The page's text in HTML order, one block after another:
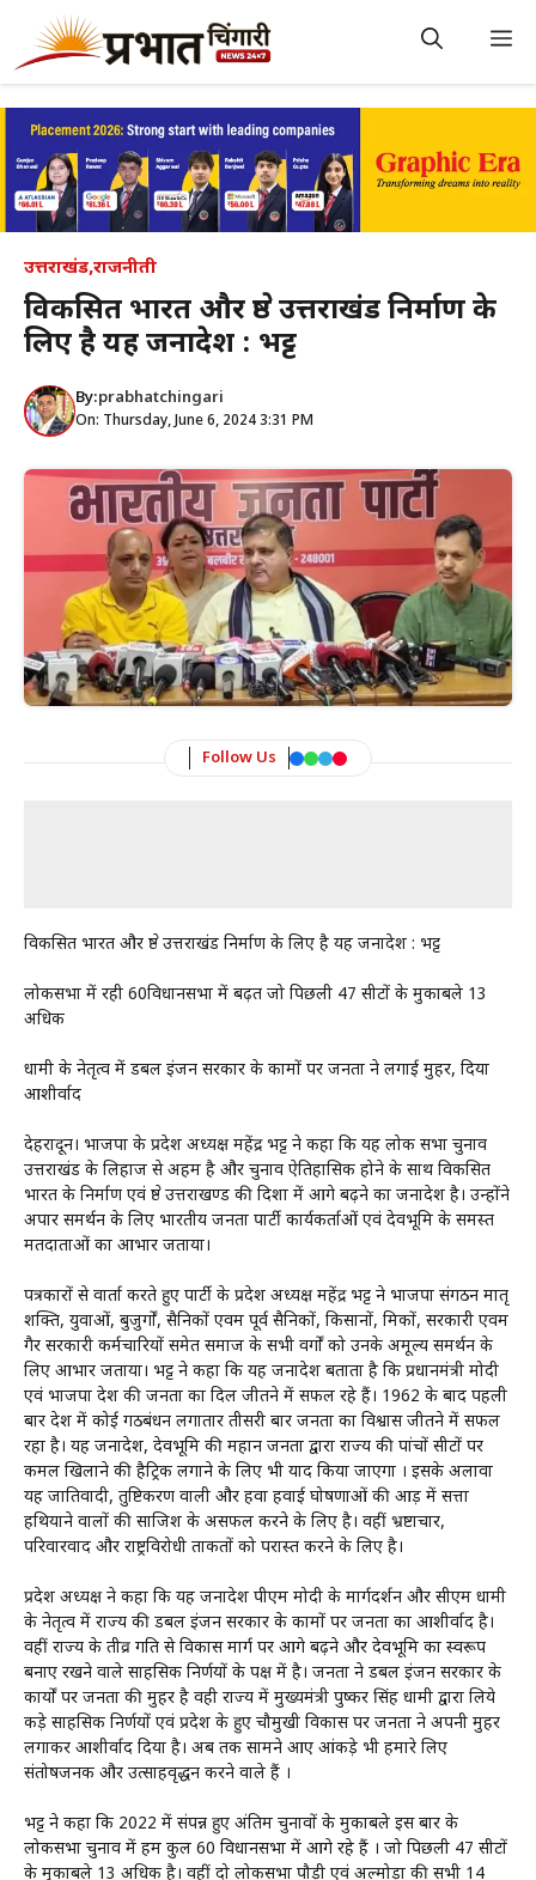
content
उत्तराखंड,राजनीती
विकसित भारत और श्रेष्ठ उत्तराखंड निर्माण के
लिए है यह जनादेश : भट्ट
By:prabhatchingari
On: Thursday, June 6, 2024 3:31 PM
Follow Us
विकसित भारत और श्रेष्ठ उत्तराखंड निर्माण के लिए है यह जनादेश : भट्ट
लोकसभा में रही 60विधानसभा में बढ़त जो पिछली 47 सीटों के मुकाबले 13
अधिक
धामी के नेतृत्व में डबल इंजन सरकार के कामों पर जनता ने लगाई मुहर, दिया
आशीर्वाद
देहरादून। भाजपा के प्रदेश अध्यक्ष महेंद्र भट्ट ने कहा कि यह लोक सभा चुनाव
उत्तराखंड के लिहाज से अहम है और चुनाव ऐतिहासिक होने के साथ विकसित
भारत के निर्माण एवं श्रेष्ठ उत्तराखण्ड की दिशा में आगे बढ़ने का जनादेश है। उन्होंने
अपार समर्थन के लिए भारतीय जनता पार्टी कार्यकर्ताओं एवं देवभूमि के समस्त
मतदाताओं का आभार जताया।
पत्रकारों से वार्ता करते हुए पार्टी के प्रदेश अध्यक्ष महेंद्र भट्ट ने भाजपा संगठन मातृ
शक्ति, युवाओं, बुजुर्गों, सैनिकों एवम पूर्व सैनिकों, किसानों, श्रमिकों, सरकारी एवम
गैर सरकारी कर्मचारियों समेत समाज के सभी वर्गों को उनके अमूल्य समर्थन के
लिए आभार जताया। भट्ट ने कहा कि यह जनादेश बताता है कि प्रधानमंत्री मोदी
एवं भाजपा देश की जनता का दिल जीतने में सफल रहे हैं। 1962 के बाद पहली
बार देश में कोई गठबंधन लगातार तीसरी बार जनता का विश्वास जीतने में सफल
रहा है। यह जनादेश, देवभूमि की महान जनता द्वारा राज्य की पांचों सीटों पर
कमल खिलाने की हैट्रिक लगाने के लिए भी याद किया जाएगा । इसके अलावा
यह जातिवादी, तुष्टिकरण वाली और हवा हवाई घोषणाओं की आड़ में सत्ता
हथियाने वालों की साजिश के असफल करने के लिए है। वहीं भ्रष्टाचार,
परिवारवाद और राष्ट्रविरोधी ताकतों को परास्त करने के लिए है।
प्रदेश अध्यक्ष ने कहा कि यह जनादेश पीएम मोदी के मार्गदर्शन और सीएम धामी
के नेतृत्व में राज्य की डबल इंजन सरकार के कामों पर जनता का आशीर्वाद है।
वहीं राज्य के तीव्र गति से विकास मार्ग पर आगे बढ़ने और देवभूमि का स्वरूप
बनाए रखने वाले साहसिक निर्णयों के पक्ष में है। जनता ने डबल इंजन सरकार के
कार्यों पर जनता की मुहर है वही राज्य में मुख्यमंत्री पुष्कर सिंह धामी द्वारा लिये
कड़े साहसिक निर्णयों एवं प्रदेश के हुए चौमुखी विकास पर जनता ने अपनी मुहर
लगाकर आशीर्वाद दिया है। अब तक सामने आए आंकड़े भी हमारे लिए
संतोषजनक और उत्साहवृद्धन करने वाले हैं ।
भट्ट ने कहा कि 2022 में संपन्न हुए अंतिम चुनावों के मुकाबले इस बार के
लोकसभा चुनाव में हम कुल 60 विधानसभा में आगे रहे हैं । जो पिछली 47 सीटों
के मुकाबले 13 अधिक है। वहीं दो लोकसभा पौड़ी एवं अल्मोड़ा की सभी 14